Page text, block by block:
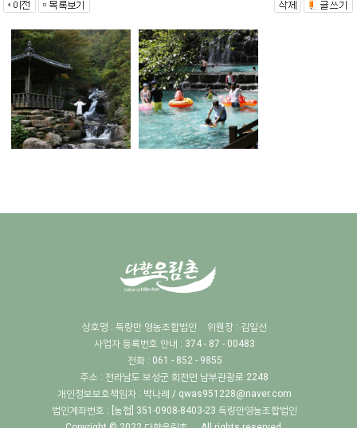
상호명 : 득량만 영농조합법인
위원장 : 김일선
사업자 등록번호 안내 : 374 - 87 - 00483
전화 : 061 - 852 - 9855
주소 : 전라남도 보성군 회천면 남부관광로 2248
개인정보보호책임자 : 박나례 / qwas951228@naver.com
법인계좌번호 : [농협] 351-0908-8403-23 득량만영농조합법인